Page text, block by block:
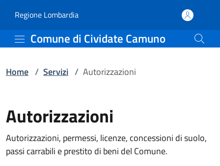
Servizi | Comune di
Regione Lombardia(apre in un'altra scheda).
Comune di Cividate Camuno
Home / Servizi / Autorizzazioni
Autorizzazioni
Autorizzazioni, permessi, licenze, concessioni di suolo,
passi carrabili e prestito di beni del Comune.